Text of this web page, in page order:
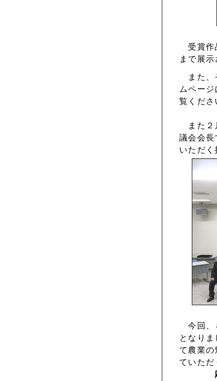
受賞作
まで展
また、
ムペー
覧くださ
また２
議会会
いただ
今回、
となり
て農業
ていた